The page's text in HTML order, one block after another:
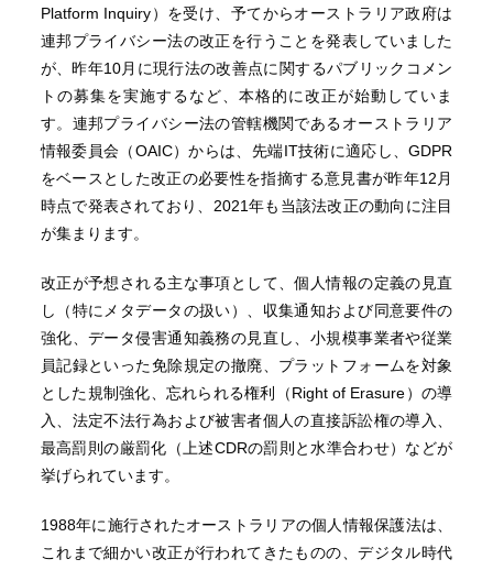
Platform Inquiry）を受け、予てからオーストラリア政府は
連邦プライバシー法の改正を行うことを発表していました
が、昨年10月に現行法の改善点に関するパブリックコメン
トの募集を実施するなど、本格的に改正が始動していま
す。連邦プライバシー法の管轄機関であるオーストラリア
情報委員会（OAIC）からは、先端IT技術に適応し、GDPR
をベースとした改正の必要性を指摘する意見書が昨年12月
時点で発表されており、2021年も当該法改正の動向に注目
が集まります。
改正が予想される主な事項として、個人情報の定義の見直
し（特にメタデータの扱い）、収集通知および同意要件の
強化、データ侵害通知義務の見直し、小規模事業者や従業
員記録といった免除規定の撤廃、プラットフォームを対象
とした規制強化、忘れられる権利（Right of Erasure）の導
入、法定不法行為および被害者個人の直接訴訟権の導入、
最高罰則の厳罰化（上述CDRの罰則と水準合わせ）などが
挙げられています。
1988年に施行されたオーストラリアの個人情報保護法は、
これまで細かい改正が行われてきたものの、デジタル時代